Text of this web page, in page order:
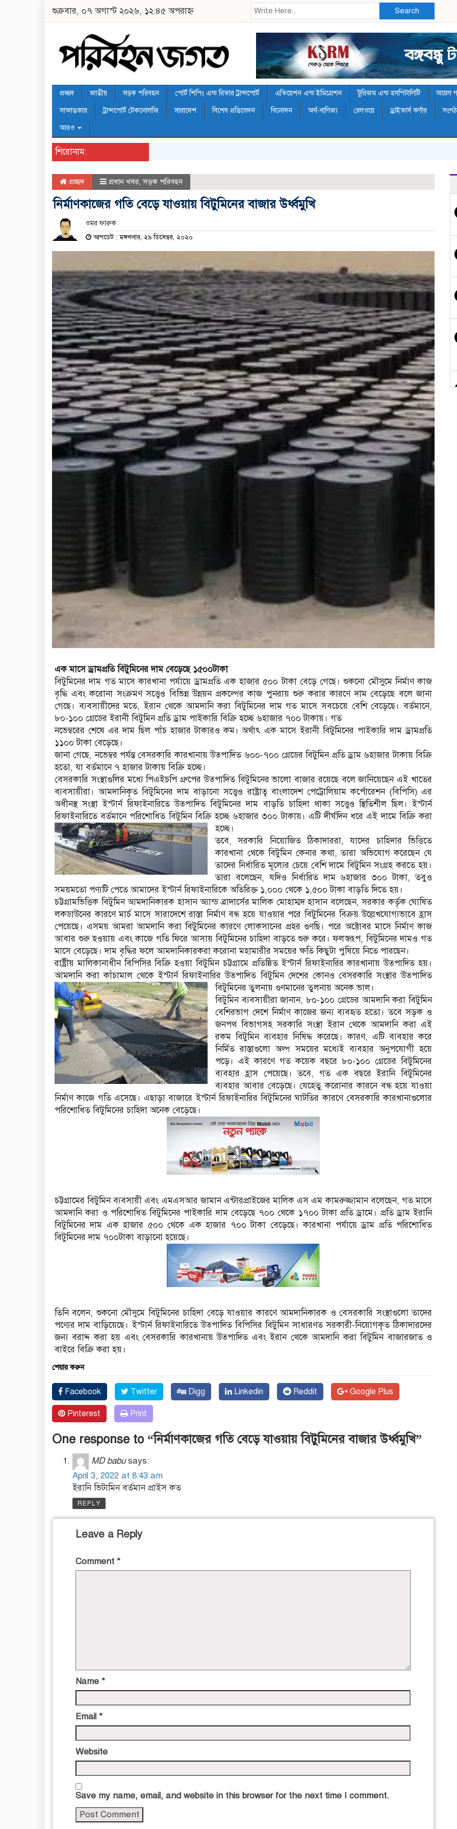
শুক্রবার, ০৭ অগাস্ট ২০২৬, ১২:৪৫ অপরাহ্ন Search
প্রচ্ছদ জাতীয় সড়ক পরিবহন পোর্ট শিপিং এন্ড রিভার ট্রান্সপোর্ট এভিয়েশন এন্ড ইমিগ্রেশন টুরিজম এন্ড হসপিটালিটি অয়েল
সাক্ষাতকার
ট্রান্সপোর্ট টেকনোলজি সারাদেশ বিশেষ প্রতিবেদন বিনোদন অর্থ-বাণিজ্য রেলওয়ে ড্রাইভার্স কর্ণার
আরও
শিরোনাম:
প্রচ্ছদ প্রধান খবর,সড়ক পরিবহন
নির্মাণকাজের গতি বেড়ে যাওয়ায় বিটুমিনের বাজার উর্ধ্বমুখি
ওমর ফারুক
আপডেট : মঙ্গলবার, ২৯ ডিসেম্বর, ২০২০
এক মাসে ড্রামপ্রতি বিটুমিনের দাম বেড়েছে ১৫০০টাকা
বিটুমিনের দাম গত মাসে কারখানা পর্যায়ে ড্রামপ্রতি এক হাজার ৫০০ টাকা বেড়ে গেছে। শুকনো মৌসুমে নির্মাণ কাজ
বৃদ্ধি এবং করোনা সংক্রমণ সত্ত্বেও বিভিন্ন উন্নয়ন প্রকল্পের কাজ পুনরায় শুরু করার কারণে দাম বেড়েছে বলে জানা
গেছে। ব্যবসায়ীদের মতে, ইরান থেকে আমদানি করা বিটুমিনের দাম গত মাসে সবচেয়ে বেশি বেড়েছে। বর্তমানে,
৮০-১০০ গ্রেডের ইরানী বিটুমিন প্রতি ড্রাম পাইকারি বিক্রি হচ্ছে ৬হাজার ৭০০ টাকায়। গত
নভেম্বরের শেষে এর দাম ছিল পাঁচ হাজার টাকারও কম। অর্থাৎ এক মাসে ইরানী বিটুমিনের পাইকারি দাম ড্রামপ্রতি
১১০০ টাকা বেড়েছে।
জানা গেছে, নভেম্বর পর্যন্ত বেসরকারি কারখানায় উত্পাদিত ৬০০-৭০০ গ্রেডের বিটুমিন প্রতি ড্রাম ৬হাজার টাকায় বিক্রি
হতো, যা বর্তমানে ৭ হাজার টাকায় বিক্রি হচ্ছে।
বেসরকারি সংস্থাগুলির মধ্যে পিএইচপি গ্রুপের উত্পাদিত বিটুমিনের ভালো বাজার রয়েছে বলে জানিয়েছেন এই খাতের
ব্যবসায়ীরা। আমদানিকৃত বিটুমিনের দাম বাড়ানো সত্ত্বেও রাষ্ট্রাত্ব বাংলাদেশ পেট্রোলিয়াম কর্পোরেশন (বিপিসি) এর
অধীনস্থ সংস্থা ইস্টার্ন রিফাইনারিতে উত্পাদিত বিটুমিনের দাম বাড়তি চাহিদা থাকা সত্ত্বেও স্থিতিশীল ছিল। ইস্টার্ন
রিফাইনারিতে বর্তমানে পরিশোধিত বিটুমিন বিক্রি হচ্ছে ৬হাজার ৩০০ টাকায়। এটি দীর্ঘদিন ধরে এই দামে বিক্রি করা
হচ্ছে।
তবে, সরকারি নিয়োজিত ঠিকাদাররা, যাদের চাহিদার ভিত্তিতে
কারখানা থেকে বিটুমিন কেনার কথা, তারা অভিযোগ করেছেন যে
তাদের নির্ধারিত মূল্যের চেয়ে বেশি দামে বিটুমিন সংগ্রহ করতে হয়।
তারা বলেছেন, যদিও নির্ধারিত দাম ৬হাজার ৩০০ টাকা, তবুও
সময়মতো পণ্যটি পেতে আমাদের ইস্টার্ন রিফাইনারিকে অতিরিক্ত ১,০০০ থেকে ১,৫০০ টাকা বাড়তি দিতে হয়।
চট্টগ্রামভিত্তিক বিটুমিন আমদানিকারক হাসান অ্যান্ড ব্রাদার্সের মালিক মোহাম্মদ হাসান বলেছেন, সরকার কর্তৃক ঘোষিত
লকডাউনের কারণে মার্চ মাসে সারাদেশে রাস্তা নির্মাণ বন্ধ হয়ে যাওয়ার পরে বিটুমিনের বিক্রয় উল্লেখযোগ্যভাবে হ্রাস
পেয়েছে। এসময় আমরা আমদানি করা বিটুমিনের কারণে লোকসানের প্রহর গুণছি। পরে অক্টোবর মাসে নির্মাণ কাজ
আবার শুরু হওয়ায় এবং কাজে গতি ফিরে আসায় বিটুমিনের চাহিদা বাড়তে শুরু করে। ফলস্বরূপ, বিটুমিনের দামও গত
মাসে বেড়েছে। দাম বৃদ্ধির ফলে আমদানিকারকরা করোনা মহামারীর সময়ের ক্ষতি কিছুটা পুষিয়ে নিতে পারছেন।
রাষ্ট্রীয় মালিকানাধীন বিপিসির বিক্রি হওয়া বিটুমিন চট্টগ্রামে প্রতিষ্ঠিত ইস্টার্ন রিফাইনারির কারখানায় উত্পাদিত হয়।
আমদানি করা কাঁচামাল থেকে ইস্টার্ন রিফাইনারির উত্পাদিত বিটুমিন দেশের কোনও বেসরকারি সংস্থার উত্পাদিত
বিটুমিনের তুলনায় গুণমানের তুলনায় অনেক ভাল।
বিটুমিন ব্যবসায়ীরা জানান, ৮০-১০০ গ্রেডের আমদানি করা বিটুমিন
বেশিরভাগ দেশে নির্মাণ কাজের জন্য ব্যবহৃত হতো। তবে সড়ক ও
জনপথ বিভাগসহ সরকারি সংস্থা ইরান থেকে আমদানি করা এই
রকম বিটুমিন ব্যবহার নিষিদ্ধ করেছে। কারণ, এটি ব্যবহার করে
নির্মিত রাস্তাগুলো অল্প সময়ের মধ্যেই ব্যবহার অনুপযোগী হয়ে
পড়ে। এই কারণে গত কয়েক বছরে ৮০-১০০ গ্রেডের বিটুমিনের
ব্যবহার হ্রাস পেয়েছে। তবে, গত এক বছরে ইরানি বিটুমিনের
ব্যবহার আবার বেড়েছে। যেহেতু করোনার কারনে বন্ধ হয়ে যাওয়া
নির্মাণ কাজে গতি এসেছে। এছাড়া বাজারে ইস্টার্ন রিফাইনারির বিটুমিনের ঘাটতির কারণে বেসরকারি কারখানাগুলোর
পরিশোধিত বিটুমিনের চাহিদা অনেক বেড়েছে।
চট্টগ্রামের বিটুমিন ব্যবসায়ী এবং এমএসআর জামান এন্টারপ্রাইজের মালিক এস এম কামরুজ্জামান বলেছেন, গত মাসে
আমদানি করা ও পরিশোধিত বিটুমিনের পাইকারি দাম বেড়েছে ৭০০ থেকে ১৭০০ টাকা প্রতি ড্রামে। প্রতি ড্রাম ইরানি
বিটুমিনের দাম এক হাজার ৫০০ থেকে এক হাজার ৭০০ টাকা বেড়েছে। কারখানা পর্যায়ে ড্রাম প্রতি পরিশোধিত
বিটুমিনের দাম ৭০০টাকা বাড়ানো হয়েছে।
তিনি বলেন, শুকনো মৌসুমে বিটুমিনের চাহিদা বেড়ে যাওয়ার কারণে আমদানিকারক ও বেসরকারি সংস্থাগুলো তাদের
পণ্যের দাম বাড়িয়েছে। ইস্টার্ন রিফাইনারিতে উত্পাদিত বিপিসির বিটুমিন সাধারণত সরকারী-নিয়োগকৃত ঠিকাদারদের
জন্য বরাদ্দ করা হয় এবং বেসরকারি কারখানায় উত্পাদিত এবং ইরান থেকে আমদানি করা বিটুমিন বাজারজাত ও
বাইরে বিক্রি করা হয়।
শেয়ার করুন
Facebook Twitter Digg Linkedin Reddit Google Plus
Pinterest Print
One response to “নির্মাণকাজের গতি বেড়ে যাওয়ায় বিটুমিনের বাজার উর্ধ্বমুখি”
MD babu says:
April 3, 2022 at 8:43 am
ইরানি ভিটামিন বর্তমান প্রাইস কত
REPLY
Leave a Reply
Comment *
Name *
Email *
Website
Save my name, email, and website in this browser for the next time I comment.